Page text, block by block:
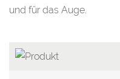
und für das Auge.